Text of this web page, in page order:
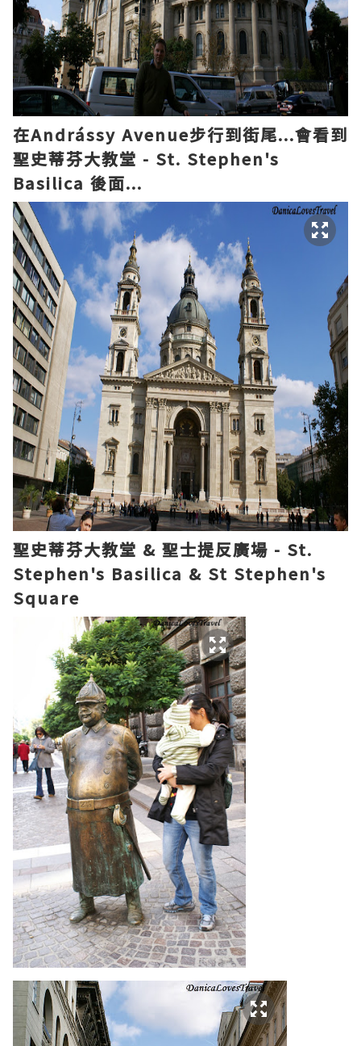
在Andrássy Avenue步行到街尾...會看到
聖史蒂芬大教堂 - St. Stephen's
Basilica 後面...
聖史蒂芬大教堂 & 聖士提反廣場 - St.
Stephen's Basilica & St Stephen's
Square